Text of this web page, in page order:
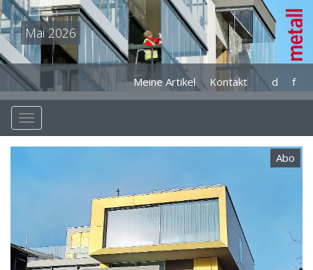
Mai 2026
Meine Artikel Kontakt d f
Abo